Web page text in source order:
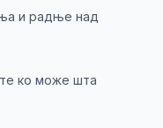
и радње над
ко може шта